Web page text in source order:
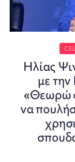
Ηλίας
με
«Θεωρώ
να